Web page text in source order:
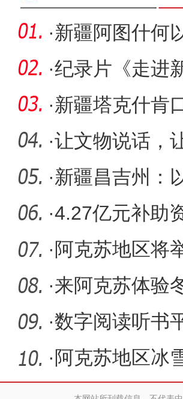
·新疆阿图什何
·纪录片《走进
众生活
·新疆塔克什肯
口俄罗斯
·让文物说话，
入挖掘史
·新疆昌吉州：
景
·4.27亿元补助
· 阿克苏地区将
·来阿克苏体验
·数字阅读听书
· 阿克苏地区冰